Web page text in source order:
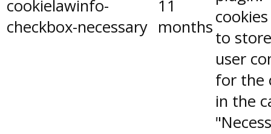
cookielawinfo-
checkbox-necessary
11
months
to
user
for the
in the